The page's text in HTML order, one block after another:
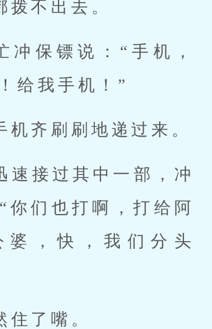
拨不出去。
冲保镖说：“手机，
给我手机！”
机齐刷刷地递过来。
速接过其中一部，冲
你们也打啊，打给阿
婆，快，我们分头
住了嘴。